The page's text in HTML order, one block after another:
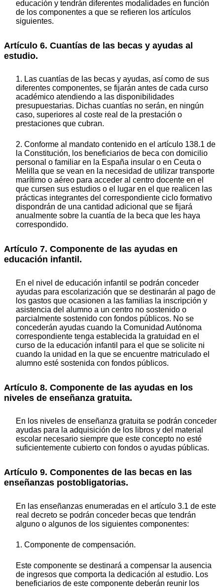
educación y tendrán diferentes modalidades en función
de los componentes a que se refieren los artículos
siguientes.
Artículo 6. Cuantías de las becas y ayudas al
estudio.
1. Las cuantías de las becas y ayudas, así como de sus
diferentes componentes, se fijarán antes de cada curso
académico atendiendo a las disponibilidades
presupuestarias. Dichas cuantías no serán, en ningún
caso, superiores al coste real de la prestación o
prestaciones que cubran.
2. Conforme al mandato contenido en el artículo 138.1 de
la Constitución, los beneficiarios de beca con domicilio
personal o familiar en la España insular o en Ceuta o
Melilla que se vean en la necesidad de utilizar transporte
marítimo o aéreo para acceder al centro docente en el
que cursen sus estudios o el lugar en el que realicen las
prácticas integrantes del correspondiente ciclo formativo
dispondrán de una cantidad adicional que se fijará
anualmente sobre la cuantía de la beca que les haya
correspondido.
Artículo 7. Componente de las ayudas en
educación infantil.
En el nivel de educación infantil se podrán conceder
ayudas para escolarización que se destinarán al pago de
los gastos que ocasionen a las familias la inscripción y
asistencia del alumno a un centro no sostenido o
parcialmente sostenido con fondos públicos. No se
concederán ayudas cuando la Comunidad Autónoma
correspondiente tenga establecida la gratuidad en el
curso de la educación infantil para el que se solicite ni
cuando la unidad en la que se encuentre matriculado el
alumno esté sostenida con fondos públicos.
Artículo 8. Componente de las ayudas en los
niveles de enseñanza gratuita.
En los niveles de enseñanza gratuita se podrán conceder
ayudas para la adquisición de los libros y del material
escolar necesario siempre que este concepto no esté
suficientemente cubierto con fondos o ayudas públicas.
Artículo 9. Componentes de las becas en las
enseñanzas postobligatorias.
En las enseñanzas enumeradas en el artículo 3.1 de este
real decreto se podrán conceder becas que tendrán
alguno o algunos de los siguientes componentes:
1. Componente de compensación.
Este componente se destinará a compensar la ausencia
de ingresos que comporta la dedicación al estudio. Los
beneficiarios de este componente deberán reunir los